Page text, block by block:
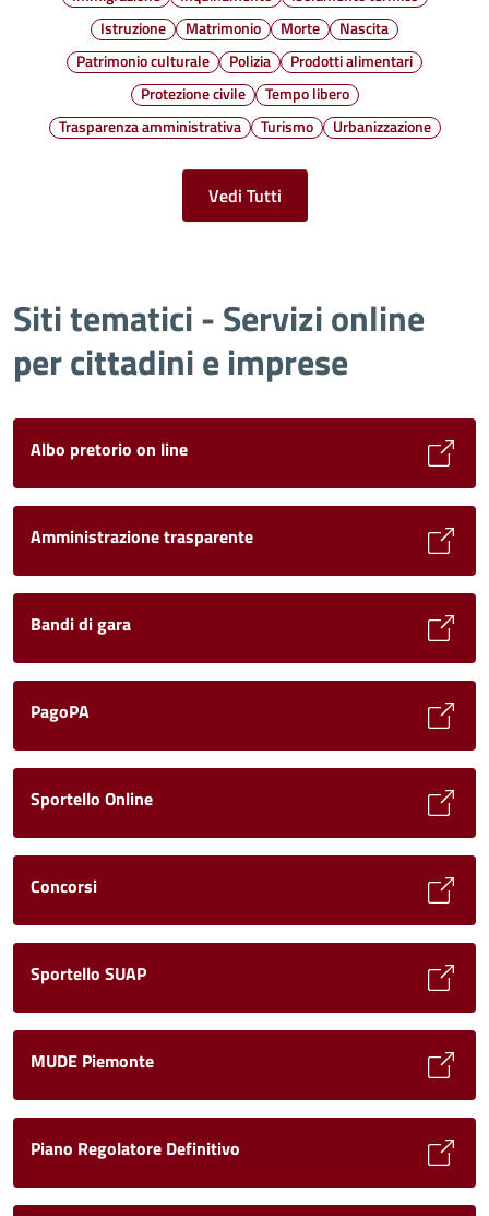
Istruzione
Matrimonio Morte
Nascita
Patrimonio culturale
Polizia
Prodotti alimentari
Protezione civile
Tempo libero
Trasparenza amministrativa
Turismo Urbanizzazione
Vedi Tutti
Siti tematici - Servizi online
per cittadini e imprese
Albo pretorio on line
Amministrazione trasparente
Bandi di gara
PagoPA
Sportello Online
Concorsi
Sportello SUAP
MUDE Piemonte
Piano Regolatore Definitivo